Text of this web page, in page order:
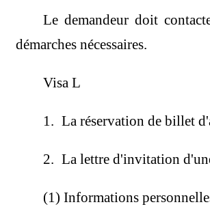
Le demandeur doit
démarches nécessaires.
Visa L
1. La réservation de billet
2. La lettre d'invitation
(1) Informations